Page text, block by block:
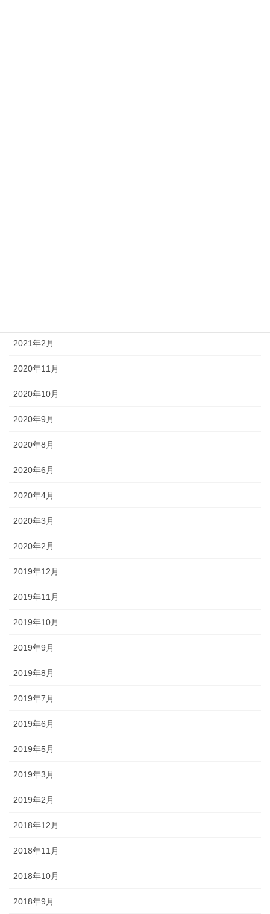
2021年2月
2020年11月
2020年10月
2020年9月
2020年8月
2020年6月
2020年4月
2020年3月
2020年2月
2019年12月
2019年11月
2019年10月
2019年9月
2019年8月
2019年7月
2019年6月
2019年5月
2019年3月
2019年2月
2018年12月
2018年11月
2018年10月
2018年9月